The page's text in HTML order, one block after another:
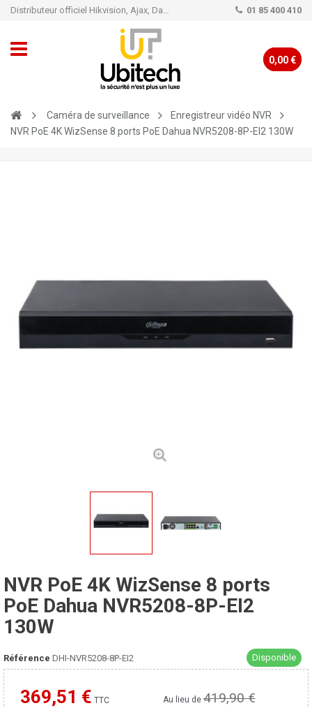
Distributeur officiel Hikvision, Ajax, Dahua, TP-Link - Caméra de vidéo surveillance - Alarme 01 85 400 410
0,00 €
Caméra de surveillance
Enregistreur vidéo NVR
NVR PoE 4K WizSense 8 ports PoE Dahua NVR5208-8P-EI2 130W
NVR PoE 4K WizSense 8 ports
PoE Dahua NVR5208-8P-EI2
130W
Référence DHI-NVR5208-8P-EI2 Disponible
369,51 € TTC
Moins cher ailleurs ? Au lieu de419,90 €